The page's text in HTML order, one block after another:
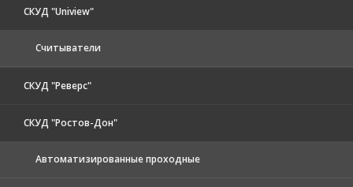
СКУД "Uniview"
Считыватели
СКУД "Реверс"
СКУД "Ростов-Дон"
Автоматизированные проходные